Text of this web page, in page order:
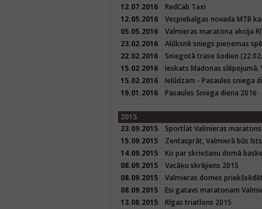
12.07.2016
RedCab Taxi
12.05.2016
Vecpiebalgas novada MTB
05.05.2016
Valmieras maratona akcija
23.02.2016
Alūksnē sniegs pieņemas
22.02.2016
Sniegotā trase šodien
15.02.2016
Ieskats Madonas slēpojumā.
15.02.2016
Ielūdzam - Pasaules sniega
19.01.2016
Pasaules Sniega diena 2016
2015
23.09.2015
Sportlat Valmieras
15.09.2015
Zentasprāt, Valmierā būs
14.09.2015
Ko par skriešanu domā
08.09.2015
Vacāķu skrējiens 2015
08.09.2015
Valmieras domes
08.09.2015
Esi gatavs maratonam
13.08.2015
Rīgas triatlons 2015